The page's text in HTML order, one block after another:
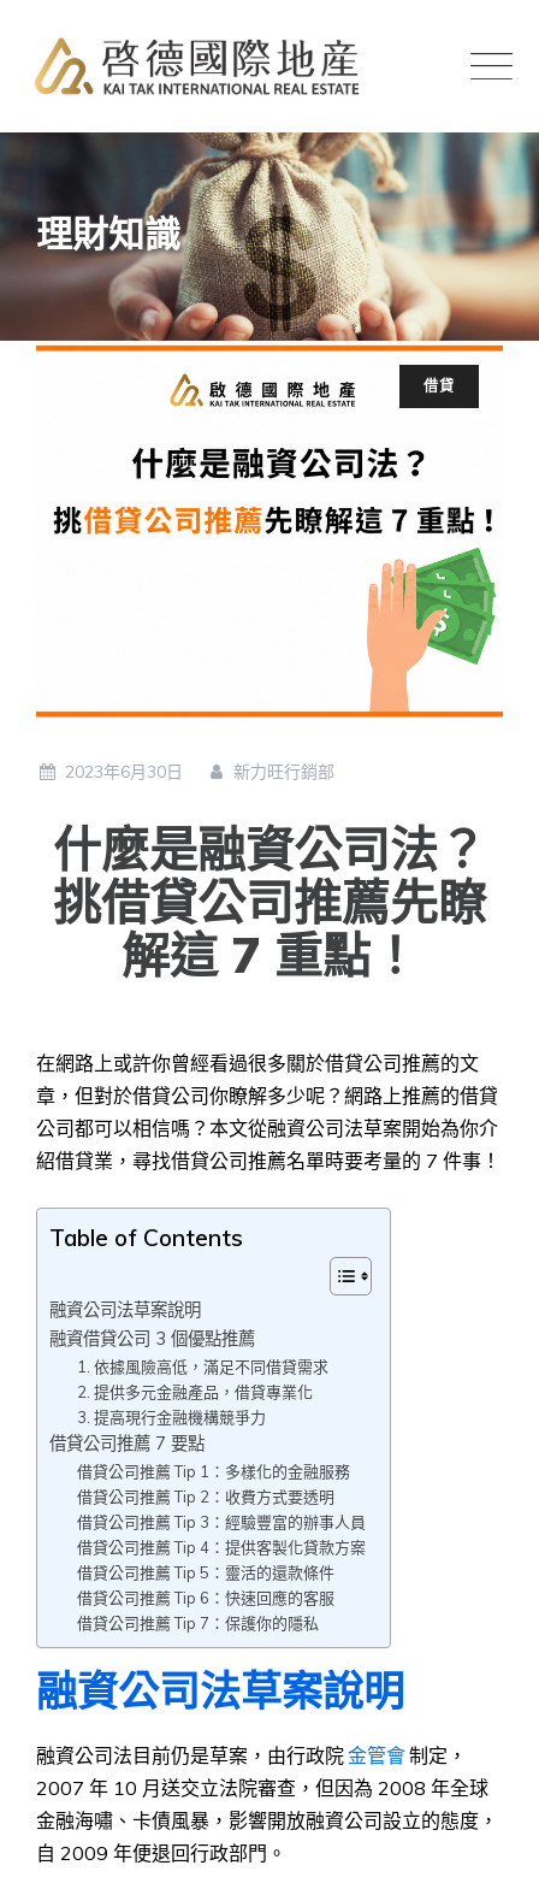
content
理財知識
借貸
2023年6月30日 新力旺行銷部
什麼是融資公司法？
挑借貸公司推薦先瞭
解這 7 重點！
在網路上或許你曾經看過很多關於借貸公司推薦的文
章，但對於借貸公司你瞭解多少呢？網路上推薦的借貸
公司都可以相信嗎？本文從融資公司法草案開始為你介
紹借貸業，尋找借貸公司推薦名單時要考量的 7 件事！
Table of Contents
融資公司法草案說明
融資借貸公司 3 個優點推薦
1. 依據風險高低，滿足不同借貸需求
2. 提供多元金融產品，借貸專業化
3. 提高現行金融機構競爭力
借貸公司推薦 7 要點
借貸公司推薦 Tip 1：多樣化的金融服務
借貸公司推薦 Tip 2：收費方式要透明
借貸公司推薦 Tip 3：經驗豐富的辦事人員
借貸公司推薦 Tip 4：提供客製化貸款方案
借貸公司推薦 Tip 5：靈活的還款條件
借貸公司推薦 Tip 6：快速回應的客服
借貸公司推薦 Tip 7：保護你的隱私
融資公司法草案說明
融資公司法目前仍是草案，由行政院金管會制定，
2007 年 10 月送交立法院審查，但因為 2008 年全球
金融海嘯、卡債風暴，影響開放融資公司設立的態度，
自 2009 年便退回行政部門。